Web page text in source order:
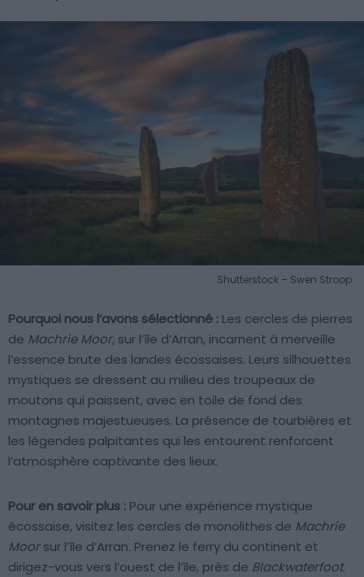
Shutterstock – Swen Stroop
Pourquoi nous l’avons sélectionné : Les cercles de pierres
de Machrie Moor, sur l’île d’Arran, incarnent à merveille
l’essence brute des landes écossaises. Leurs silhouettes
mystiques se dressent au milieu des troupeaux de
moutons qui paissent, avec en toile de fond des
montagnes majestueuses. La présence de tourbières et
les légendes palpitantes qui les entourent renforcent
l’atmosphère captivante des lieux.
Pour en savoir plus : Pour une expérience mystique
écossaise, visitez les cercles de monolithes de Machrie
Moorsur l’île d’Arran. Prenez le ferry du continent et
dirigez-vous vers l’ouest de l’île, près de Blackwaterfoot.